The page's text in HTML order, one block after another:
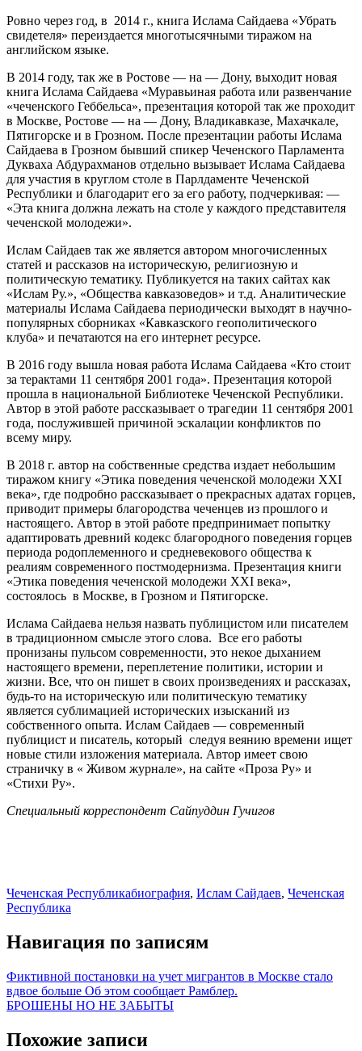
Ровно через год, в 2014 г., книга Ислама Сайдаева «Убрать
свидетеля» переиздается многотысячными тиражом на
английском языке.
В 2014 году, так же в Ростове — на — Дону, выходит новая
книга Ислама Сайдаева «Муравьиная работа или развенчание
«чеченского Геббельса», презентация которой так же проходит
в Москве, Ростове — на — Дону, Владикавказе, Махачкале,
Пятигорске и в Грозном. После презентации работы Ислама
Сайдаева в Грозном бывший спикер Чеченского Парламента
Дукваха Абдурахманов отдельно вызывает Ислама Сайдаева
для участия в круглом столе в Парлдаменте Чеченской
Республики и благодарит его за его работу, подчеркивая: —
«Эта книга должна лежать на столе у каждого представителя
чеченской молодежи».
Ислам Сайдаев так же является автором многочисленных
статей и рассказов на историческую, религиозную и
политическую тематику. Публикуется на таких сайтах как
«Ислам Ру.», «Общества кавказоведов» и т.д. Аналитические
материалы Ислама Сайдаева периодически выходят в научно-
популярных сборниках «Кавказского геополитического
клуба» и печатаются на его интернет ресурсе.
В 2016 году вышла новая работа Ислама Сайдаева «Кто стоит
за терактами 11 сентября 2001 года». Презентация которой
прошла в национальной Библиотеке Чеченской Республики.
Автор в этой работе рассказывает о трагедии 11 сентября 2001
года, послужившей причиной эскалации конфликтов по
всему миру.
В 2018 г. автор на собственные средства издает небольшим
тиражом книгу «Этика поведения чеченской молодежи XXI
века», где подробно рассказывает о прекрасных адатах горцев,
приводит примеры благородства чеченцев из прошлого и
настоящего. Автор в этой работе предпринимает попытку
адаптировать древний кодекс благородного поведения горцев
периода родоплеменного и средневекового общества к
реалиям современного постмодернизма. Презентация книги
«Этика поведения чеченской молодежи XXI века»,
состоялось в Москве, в Грозном и Пятигорске.
Ислама Сайдаева нельзя назвать публицистом или писателем
в традиционном смысле этого слова. Все его работы
пронизаны пульсом современности, это некое дыханием
настоящего времени, переплетение политики, истории и
жизни. Все, что он пишет в своих произведениях и рассказах,
будь-то на историческую или политическую тематику
является сублимацией исторических изысканий из
собственного опыта. Ислам Сайдаев — современный
публицист и писатель, который следуя веянию времени ищет
новые стили изложения материала. Автор имеет свою
страничку в « Живом журнале», на сайте «Проза Ру» и
«Стихи Ру».
Специальный корреспондент Сайпуддин Гучигов
Чеченская Республикабиография, Ислам Сайдаев, Чеченская
Республика
Навигация по записям
Фиктивной постановки на учет мигрантов в Москве стало
вдвое больше Об этом сообщает Рамблер.
БРОШЕНЫ НО НЕ ЗАБЫТЫ
Похожие записи